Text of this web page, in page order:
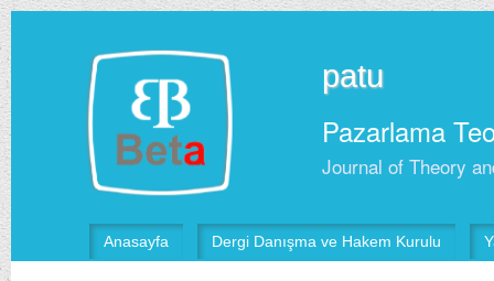
patu
Pazarlama
Journal of Theory
Anasayfa Dergi Danışma ve Hakem Kurulu